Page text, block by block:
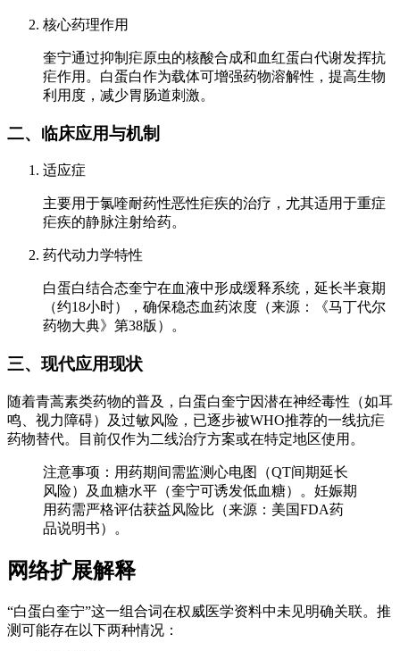
核心药理作用
奎宁通过抑制疟原虫的核酸合成和血红蛋白代谢发挥抗
疟作用。白蛋白作为载体可增强药物溶解性，提高生物
利用度，减少胃肠道刺激。
二、临床应用与机制
适应症
主要用于氯喹耐药性恶性疟疾的治疗，尤其适用于重症
疟疾的静脉注射给药。
药代动力学特性
白蛋白结合态奎宁在血液中形成缓释系统，延长半衰期
（约18小时），确保稳态血药浓度（来源：《马丁代尔
药物大典》第38版）。
三、现代应用现状
随着青蒿素类药物的普及，白蛋白奎宁因潜在神经毒性（如耳
鸣、视力障碍）及过敏风险，已逐步被WHO推荐的一线抗疟
药物替代。目前仅作为二线治疗方案或在特定地区使用。
注意事项：用药期间需监测心电图（QT间期延长
风险）及血糖水平（奎宁可诱发低血糖）。妊娠期
用药需严格评估获益风险比（来源：美国FDA药
品说明书）。
网络扩展解释
“白蛋白奎宁”这一组合词在权威医学资料中未见明确关联。推
测可能存在以下两种情况：